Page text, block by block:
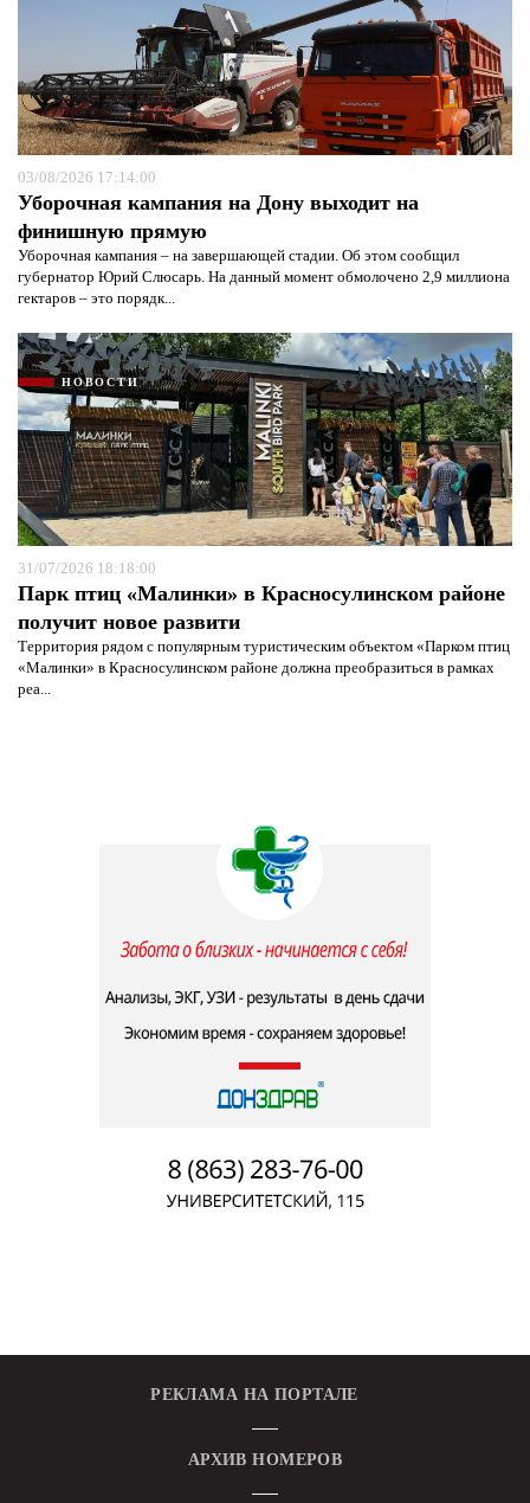
03/08/2026 17:14:00
Уборочная кампания на Дону выходит на
финишную прямую
Уборочная кампания – на завершающей стадии. Об этом сообщил
губернатор Юрий Слюсарь. На данный момент обмолочено 2,9 миллиона
гектаров – это порядк...
НОВОСТИ
31/07/2026 18:18:00
Парк птиц «Малинки» в Красносулинском районе
получит новое развити
Территория рядом с популярным туристическим объектом «Парком птиц
«Малинки» в Красносулинском районе должна преобразиться в рамках
реа...
РЕКЛАМА НА ПОРТАЛЕ
АРХИВ НОМЕРОВ